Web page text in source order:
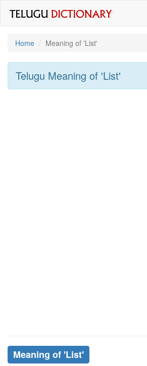
Home
Meaning of 'list'
Telugu Meaning of 'list'
Meaning of 'list'